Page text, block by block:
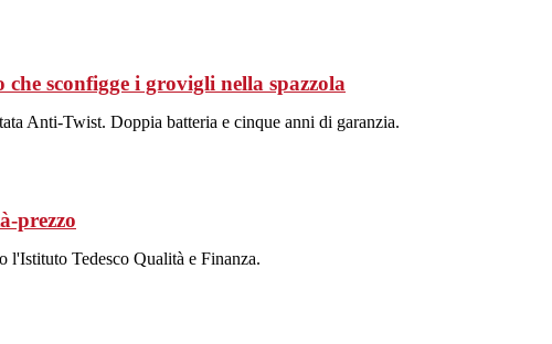
sconfigge i grovigli nella spazzola
Anti-Twist. Doppia batteria e cinque anni di garanzia.
prezzo
l'Istituto Tedesco Qualità e Finanza.